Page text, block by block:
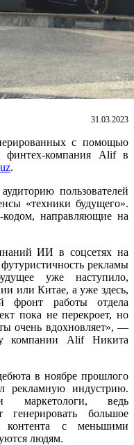
31.03.2023
с помощью
финтех-компания Alif в
.
пользователей
«техники будущего».
направляющие на
ИИ в соцсетях на
рекламы
уже наступило,
или Китае, а уже здесь,
фронт работы отдела
пока не перекроет, но
очень вдохновляет», —
компании Alif Никита
в ноябре прошлого
рекламную индустрию.
маркетологи, ведь
генерировать большое
контента с меньшими
людям.